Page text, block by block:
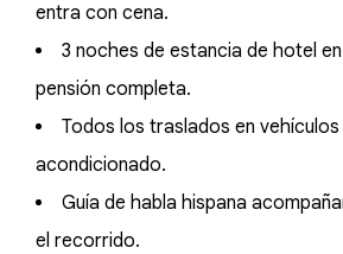
entra con cena.
3 noches de estancia de hotel
pensión completa.
Todos los traslados en
acondicionado.
Guía de habla hispana
el recorrido.